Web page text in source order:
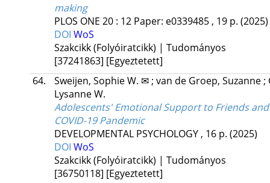
making
PLOS ONE 20: 12 Paper: e0339485 , 19 p. (2025)
DOI WoS
Szakcikk (Folyóiratcikk) | Tudományos
[37241863] [Egyeztetett]
64.
Sweijen, Sophie W. ✉ ; van de Groep, Suzanne ;
Lysanne W.
Adolescents' Emotional Support to Friends
COVID-19 Pandemic
DEVELOPMENTAL PSYCHOLOGY , 16 p. (2025)
DOI WoS
Szakcikk (Folyóiratcikk) | Tudományos
[36750118] [Egyeztetett]